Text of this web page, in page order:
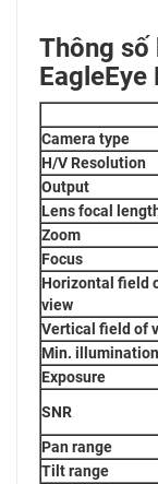
Thông số
EagleEye
Camera type
H/V Resolution
Output
Lens focal
Zoom
Focus
Horizontal field
view
Vertical field of
Min. illumination
Exposure
SNR
Pan range
Tilt range